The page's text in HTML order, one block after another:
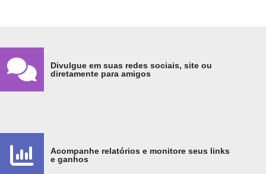
Divulgue em suas redes sociais, site ou
diretamente para amigos
Acompanhe relatórios e monitore seus links
e ganhos